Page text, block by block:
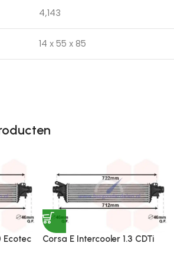
4,143
14 x 55 x 85
Ecotec Corsa E Intercooler 1.3 CDTi